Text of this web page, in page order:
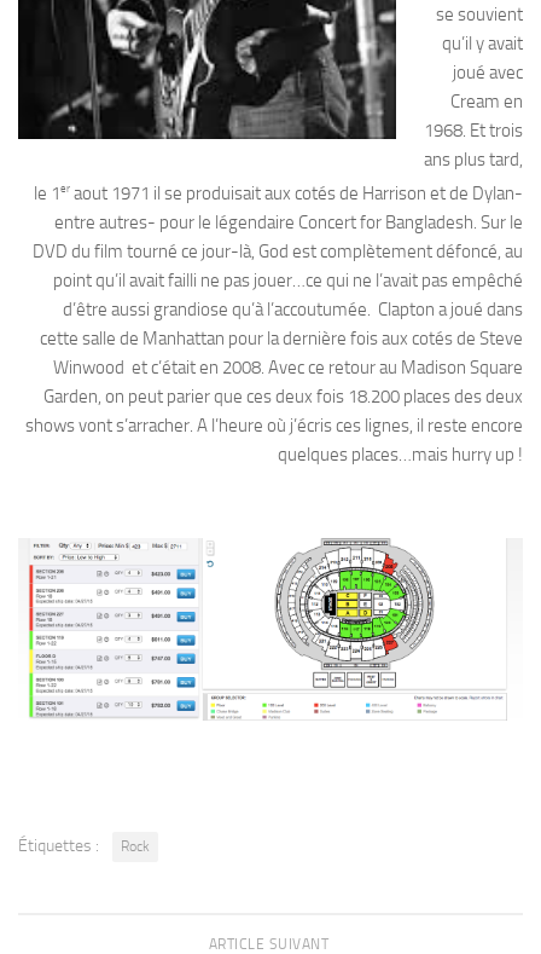
se souvient
qu’il y avait
joué avec
Cream en
1968. Et trois
ans plus tard,
le 1er aout 1971 il se produisait aux cotés de Harrison et de Dylan-
entre autres- pour le légendaire Concert for Bangladesh. Sur le
DVD du film tourné ce jour-là, God est complètement défoncé, au
point qu’il avait failli ne pas jouer…ce qui ne l’avait pas empêché
d’être aussi grandiose qu’à l’accoutumée. Clapton a joué dans
cette salle de Manhattan pour la dernière fois aux cotés de Steve
Winwood et c’était en 2008. Avec ce retour au Madison Square
Garden, on peut parier que ces deux fois 18.200 places des deux
shows vont s’arracher. A l’heure où j’écris ces lignes, il reste encore
quelques places…mais hurry up !
Étiquettes : Rock
ARTICLE SUIVANT